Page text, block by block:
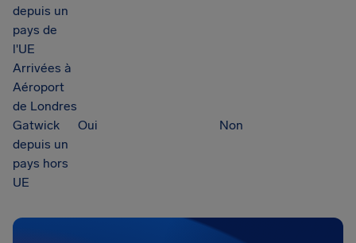
depuis un
pays de
l'UE
Arrivées à
Aéroport
de Londres
Gatwick
depuis un
pays hors
UE
Oui Non